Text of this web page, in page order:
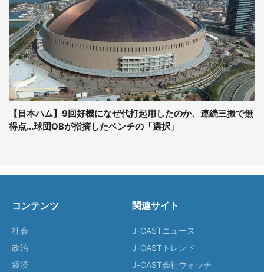
【日本ハム】9回好機になぜ代打起用したのか、連続三振で無
得点...球団OBが指摘したベンチの「選択」
コンテンツ
社会
政治
経済
関連サイト
J-CASTニュース
J-CASTトレンド
J-CAST会社ウォッチ